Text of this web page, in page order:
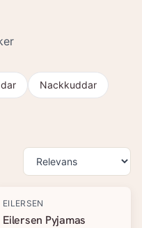
Nackkuddar
EILERSEN
Eilersen Pyjamas